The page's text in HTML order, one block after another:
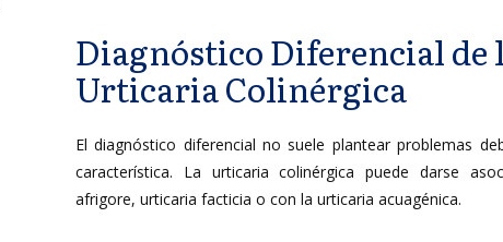
Diagnóstico Diferencial de
Urticaria Colinérgica
El diagnóstico diferencial no suele plantear problemas
característica. La urticaria colinérgica puede darse
afrigore, urticaria facticia o con la urticaria acuagénica.